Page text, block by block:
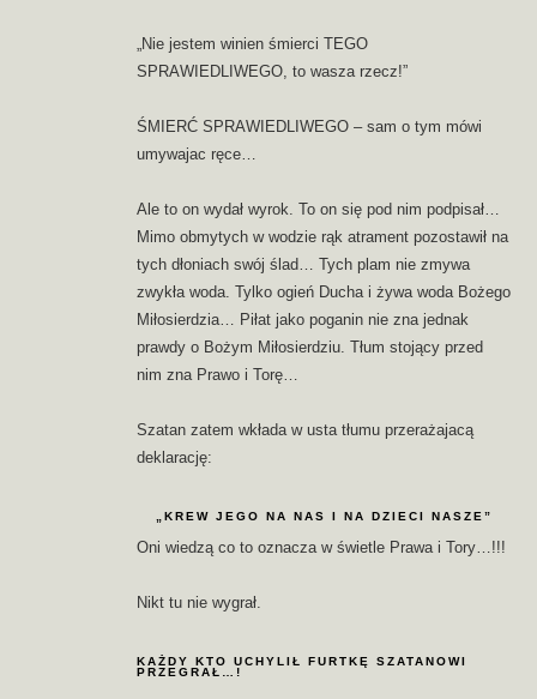
„Nie jestem winien śmierci TEGO
SPRAWIEDLIWEGO, to wasza rzecz!”
ŚMIERĆ SPRAWIEDLIWEGO – sam o tym mówi
umywajac ręce…
Ale to on wydał wyrok. To on się pod nim podpisał…
Mimo obmytych w wodzie rąk atrament pozostawił na
tych dłoniach swój ślad… Tych plam nie zmywa
zwykła woda. Tylko ogień Ducha i żywa woda Bożego
Miłosierdzia… Piłat jako poganin nie zna jednak
prawdy o Bożym Miłosierdziu. Tłum stojący przed
nim zna Prawo i Torę…
Szatan zatem wkłada w usta tłumu przerażajacą
deklarację:
„KREW JEGO NA NAS I NA DZIECI NASZE”
Oni wiedzą co to oznacza w świetle Prawa i Tory…!!!
Nikt tu nie wygrał.
KAŻDY KTO UCHYLIŁ FURTKĘ SZATANOWI
PRZEGRAŁ…!